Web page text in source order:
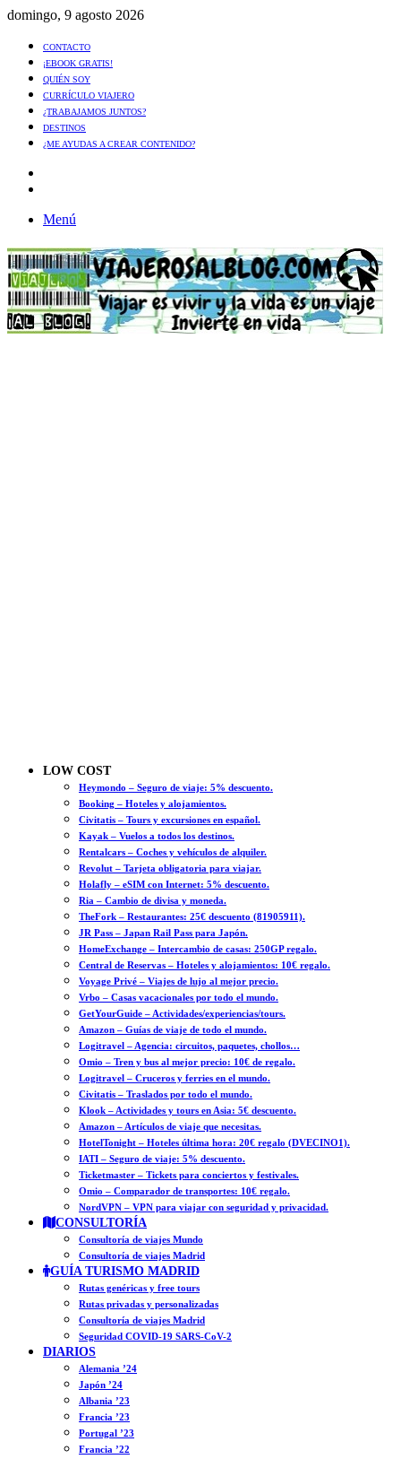
domingo, 9 agosto 2026
CONTACTO
¡EBOOK GRATIS!
QUIÉN SOY
CURRÍCULO VIAJERO
¿TRABAJAMOS JUNTOS?
DESTINOS
¿ME AYUDAS A CREAR CONTENIDO?
Menú
LOW COST
Heymondo – Seguro de viaje: 5% descuento.
Booking – Hoteles y alojamientos.
Civitatis – Tours y excursiones en español.
Kayak – Vuelos a todos los destinos.
Rentalcars – Coches y vehículos de alquiler.
Revolut – Tarjeta obligatoria para viajar.
Holafly – eSIM con Internet: 5% descuento.
Ria – Cambio de divisa y moneda.
TheFork – Restaurantes: 25€ descuento (81905911).
JR Pass – Japan Rail Pass para Japón.
HomeExchange – Intercambio de casas: 250GP regalo.
Central de Reservas – Hoteles y alojamientos: 10€ regalo.
Voyage Privé – Viajes de lujo al mejor precio.
Vrbo – Casas vacacionales por todo el mundo.
GetYourGuide – Actividades/experiencias/tours.
Amazon – Guías de viaje de todo el mundo.
Logitravel – Agencia: circuitos, paquetes, chollos…
Omio – Tren y bus al mejor precio: 10€ de regalo.
Logitravel – Cruceros y ferries en el mundo.
Civitatis – Traslados por todo el mundo.
Klook – Actividades y tours en Asia: 5€ descuento.
Amazon – Artículos de viaje que necesitas.
HotelTonight – Hoteles última hora: 20€ regalo (DVECINO1).
IATI – Seguro de viaje: 5% descuento.
Ticketmaster – Tickets para conciertos y festivales.
Omio – Comparador de transportes: 10€ regalo.
NordVPN – VPN para viajar con seguridad y privacidad.
CONSULTORÍA
Consultoría de viajes Mundo
Consultoría de viajes Madrid
GUÍA TURISMO MADRID
Rutas genéricas y free tours
Rutas privadas y personalizadas
Consultoría de viajes Madrid
Seguridad COVID-19 SARS-CoV-2
DIARIOS
Alemania ’24
Japón ’24
Albania ’23
Francia ’23
Portugal ’23
Francia ’22